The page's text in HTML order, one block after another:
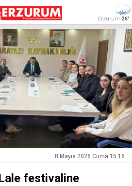
Erzurum 26°
8 Mayıs 2026 Cuma 15:16
festivaline